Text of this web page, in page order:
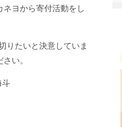
ヨから寄付活動をし
りたいと決意していま
い。